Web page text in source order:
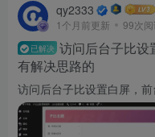
qy2333
1个月前更新 99次阅
已解决 访问后台子比设
有解决思路的
访问后台子比设置白屏，